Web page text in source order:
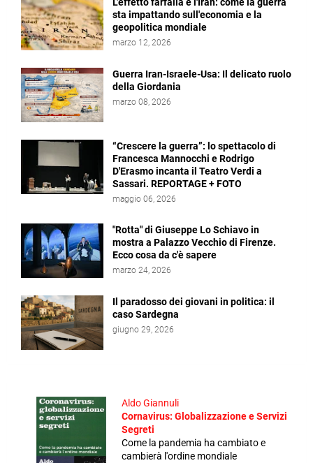
sta impattando sull'economia e la
geopolitica mondiale
marzo 12, 2026
Guerra Iran-Israele-Usa: Il delicato ruolo
della Giordania
marzo 08, 2026
“Crescere la guerra”: lo spettacolo di
Francesca Mannocchi e Rodrigo
D'Erasmo incanta il Teatro Verdi a
Sassari. REPORTAGE + FOTO
maggio 06, 2026
"Rotta" di Giuseppe Lo Schiavo in
mostra a Palazzo Vecchio di Firenze.
Ecco cosa da c'è sapere
marzo 24, 2026
Il paradosso dei giovani in politica: il
caso Sardegna
giugno 29, 2026
Aldo Giannuli
Cornavirus: Globalizzazione e Servizi
Segreti
Come la pandemia ha cambiato e
cambierà l'ordine mondiale